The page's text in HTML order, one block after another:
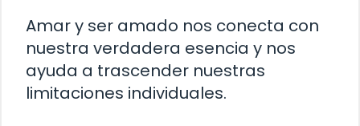
Amar y ser amado nos conecta con
nuestra verdadera esencia y nos
ayuda a trascender nuestras
limitaciones individuales.